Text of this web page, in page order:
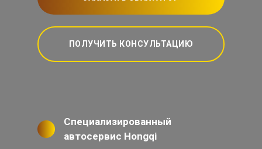
ПОЛУЧИТЬ КОНСУЛЬТАЦИЮ
Специализированный
автосервис Hongqi